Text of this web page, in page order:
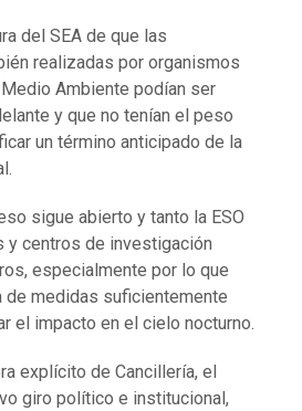
del SEA de que las
realizadas por organismos
Ambiente podían ser
y que no tenían el peso
un término anticipado de la
sigue abierto y tanto la ESO
y centros de investigación
especialmente por lo que
de medidas suficientemente
el impacto en el cielo nocturno.
explícito de Cancillería, el
giro político e institucional,